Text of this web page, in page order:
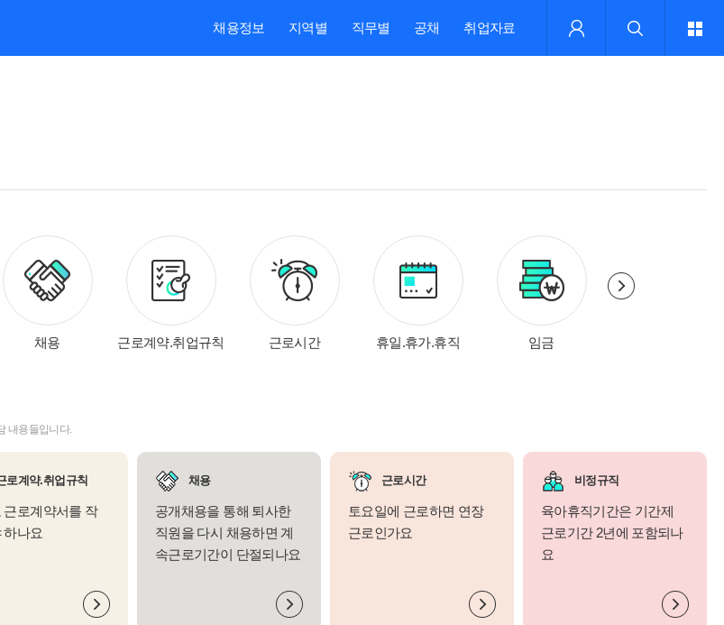
채용정보 지역별 직무별 공채 취업자료
채용 근로계약.취업규칙 근로시간 휴일.휴가.휴직 임금
내용들입니다.
로계약.취업규칙
근로계약서를 작
하나요
채용
공개채용을 통해 퇴사한
직원을 다시 채용하면 계
속근로기간이 단절되나요
근로시간
토요일에 근로하면 연장
근로인가요
비정규직
육아휴직기간은 기간제
근로기간 2년에 포함되나
요